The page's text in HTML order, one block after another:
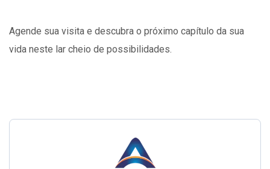
Agende sua visita e descubra o próximo capítulo da sua
vida neste lar cheio de possibilidades.